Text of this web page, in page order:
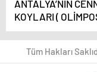
ANTALYA’NIN
KOYLARI (
ÇIRALI-
ADRASAN-
LİKYA YOLU )
Tüm Hakları